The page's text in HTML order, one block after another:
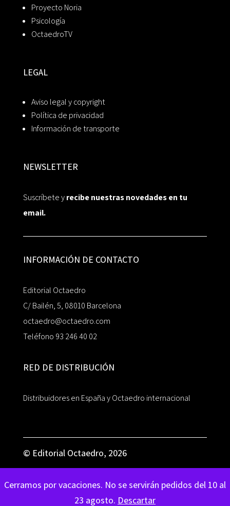
Cerramos por vacaciones. No se servirán pedidos del 10 al
23 agosto. Descartar
Proyecto Noria
Psicología
OctaedroTV
LEGAL
Aviso legal y copyright
Política de privacidad
Información de transporte
NEWSLETTER
Suscríbete yrecibe nuestras novedades en tu
email.
INFORMACIÓN DE CONTACTO
Editorial Octaedro
C/ Bailén, 5, 08010 Barcelona
octaedro@octaedro.com
Teléfono 93 246 40 02
RED DE DISTRIBUCIÓN
Distribuidores en España y Octaedro internacional
© Editorial Octaedro, 2026